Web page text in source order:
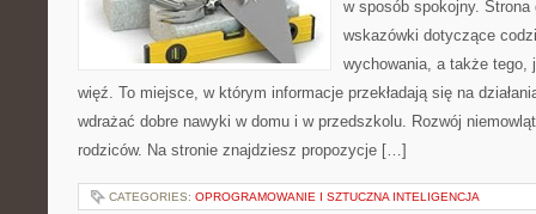
w sposób spokojny.
wskazówki dotyczące
wychowania, a także tego,
więź. To miejsce, w którym informacje przekładają się na
wdrażać dobre nawyki w domu i w przedszkolu. Rozwój
rodziców. Na stronie znajdziesz propozycje […]
CATEGORIES: OPROGRAMOWANIE I SZTUCZNA INTELIGENCJA